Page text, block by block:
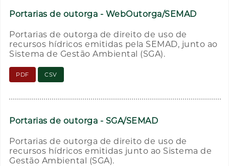
Portarias de outorga - WebOutorga/SEMAD
Portarias de outorga de direito de uso de
recursos hídricos emitidas pela SEMAD, junto ao
Sistema de Gestão Ambiental (SGA).
PDF CSV
Portarias de outorga - SGA/SEMAD
Portarias de outorga de direito de uso de
recursos hídricos emitidas junto ao Sistema de
Gestão Ambiental (SGA).